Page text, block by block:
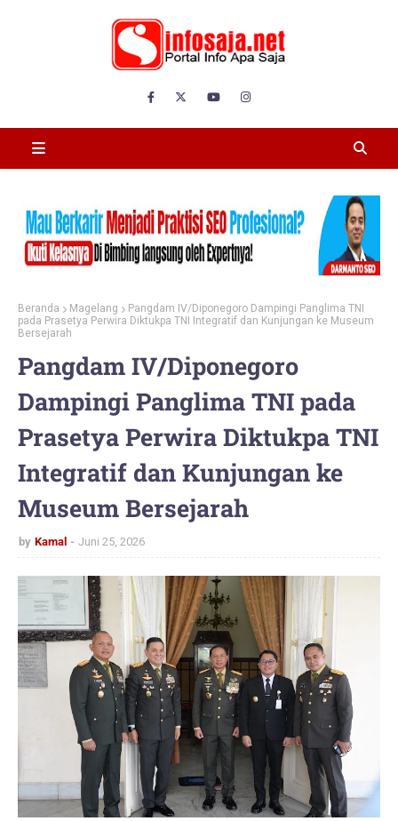
Beranda Magelang
Pangdam IV/Diponegoro Dampingi Panglima TNI
pada Prasetya Perwira Diktukpa TNI Integratif dan Kunjungan ke Museum
Bersejarah
Pangdam IV/Diponegoro
Dampingi Panglima TNI pada
Prasetya Perwira Diktukpa TNI
Integratif dan Kunjungan ke
Museum Bersejarah
by Kamal Juni 25, 2026